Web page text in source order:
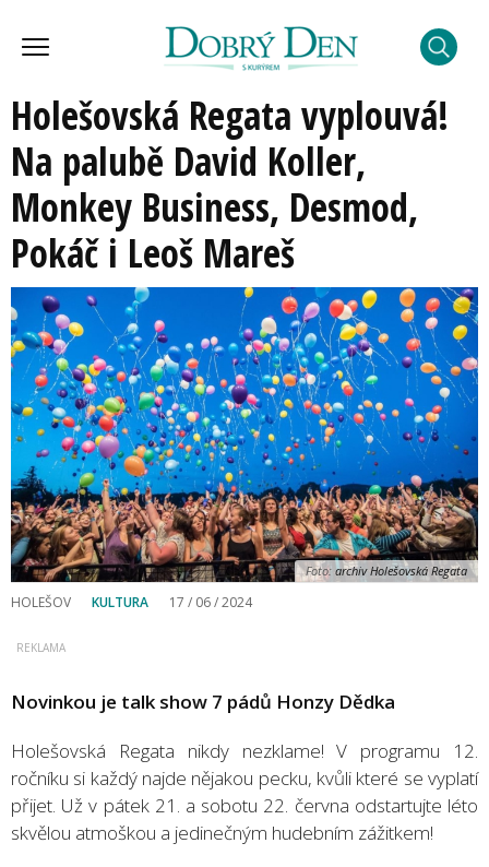
Holešovská Regata vyplouvá!
Na palubě David Koller,
Monkey Business, Desmod,
Pokáč i Leoš Mareš
Foto: archiv Holešovská Regata
HOLEŠOV KULTURA 17 / 06 / 2024
Novinkou je talk show 7 pádů Honzy Dědka
Holešovská Regata nikdy nezklame! V programu 12.
ročníku si každý najde nějakou pecku, kvůli které se vyplatí
přijet. Už v pátek 21. a sobotu 22. června odstartujte léto
skvělou atmoškou a jedinečným hudebním zážitkem!